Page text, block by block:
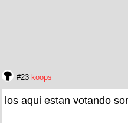
#23 koops
los aqui estan votando